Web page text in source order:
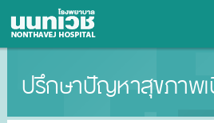
ปรึกษาปัญหาสุขภาพ